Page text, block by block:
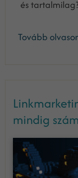
és
Tovább
mindig